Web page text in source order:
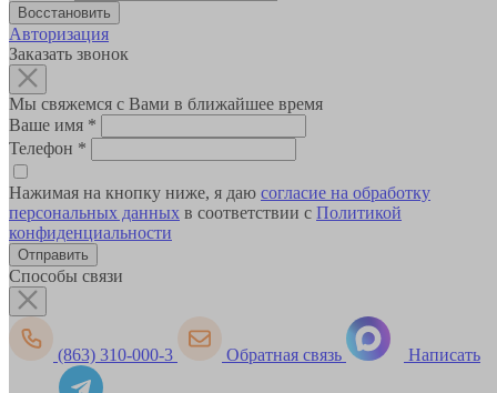
Авторизация
Заказать звонок
Мы свяжемся с Вами в ближайшее время
Ваше имя *
Телефон *
Нажимая на кнопку ниже, я даю согласие на обработку
персональных данных в соответствии с Политикой
конфиденциальности
Способы связи
(863) 310-000-3 Обратная связь Написать